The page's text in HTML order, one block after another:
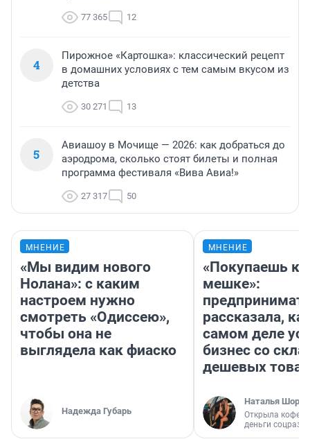
77 365 12
4
Пирожное «Картошка»: классический рецепт
в домашних условиях с тем самым вкусом из
детства
30 271 13
5
Авиашоу в Мочище — 2026: как добраться до
аэродрома, сколько стоят билеты и полная
программа фестиваля «Вива Авиа!»
27 317 50
МНЕНИЕ
«Мы видим нового
Нолана»: с каким
настроем нужно
смотреть «Одиссею»,
чтобы она не
выглядела как фиаско
Надежда Губарь
МНЕНИЕ
«Покупаешь
мешке»:
рассказала,
самом деле
бизнес со
дешевых
Наталья
Открыла
деньги